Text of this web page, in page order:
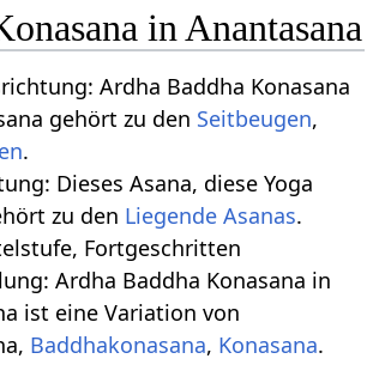
in Anantasana
Ardha Baddha Konasana
gehört zu den Seitbeugen,
.
Dieses Asana, diese Yoga
zu den Liegende Asanas.
Fortgeschritten
Ardha Baddha Konasana in
ist eine Variation von
Baddhakonasana, Konasana.